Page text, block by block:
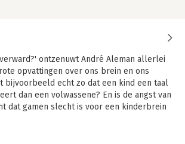
ontzenuwt André Aleman allerlei
opvattingen over ons brein en ons
bijvoorbeeld echt zo dat een kind een taal
dan een volwassene? En is de angst van
dat gamen slecht is voor een kinderbrein